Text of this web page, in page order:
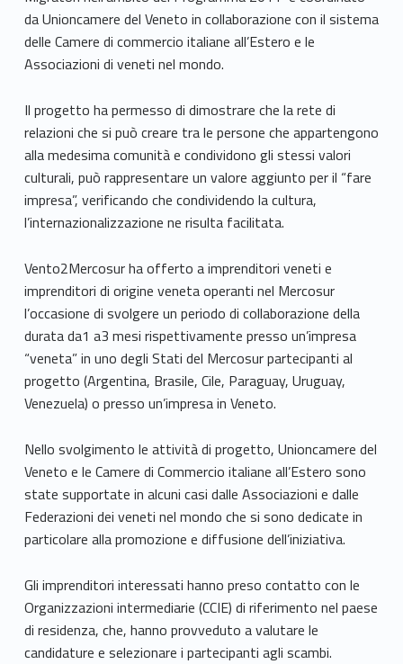
c
o
s
u
r
da Unioncamere del Veneto in collaborazione con il sistema
delle Camere di commercio italiane all’Estero e le
Associazioni di veneti nel mondo.
Il progetto ha permesso di dimostrare che la rete di
relazioni che si può creare tra le persone che appartengono
alla medesima comunità e condividono gli stessi valori
culturali, può rappresentare un valore aggiunto per il “fare
impresa”, verificando che condividendo la cultura,
l’internazionalizzazione ne risulta facilitata.
Vento2Mercosur ha offerto a imprenditori veneti e
imprenditori di origine veneta operanti nel Mercosur
l’occasione di svolgere un periodo di collaborazione della
durata da1 a3 mesi rispettivamente presso un’impresa
“veneta” in uno degli Stati del Mercosur partecipanti al
progetto (Argentina, Brasile, Cile, Paraguay, Uruguay,
Venezuela) o presso un’impresa in Veneto.
Nello svolgimento le attività di progetto, Unioncamere del
Veneto e le Camere di Commercio italiane all’Estero sono
state supportate in alcuni casi dalle Associazioni e dalle
Federazioni dei veneti nel mondo che si sono dedicate in
particolare alla promozione e diffusione dell’iniziativa.
Gli imprenditori interessati hanno preso contatto con le
Organizzazioni intermediarie (CCIE) di riferimento nel paese
di residenza, che, hanno provveduto a valutare le
candidature e selezionare i partecipanti agli scambi.